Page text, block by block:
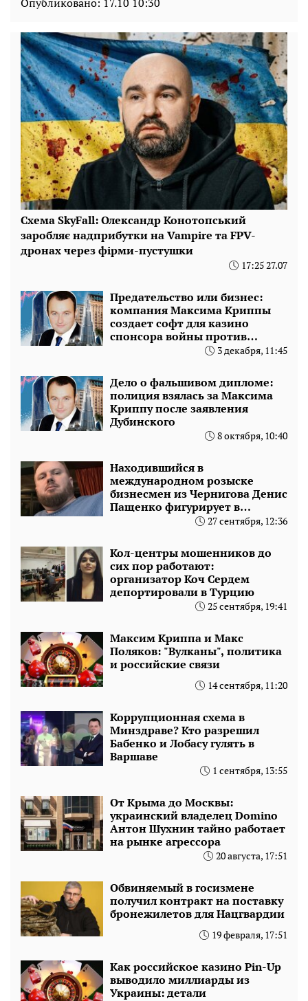
Схема SkyFall: Олександр Конотопський
заробляє надприбутки на Vampire та FPV-
дронах через фірми-пустушки
17:25 27.07
Предательство или бизнес:
компания Максима Криппы
создает софт для казино
спонсора войны против
3 декабря, 11:45
Дело о фальшивом дипломе:
полиция взялась за Максима
Криппу после заявления
Дубинского
8 октября, 10:40
Находившийся в
международном розыске
бизнесмен из Чернигова Денис
Пащенко фигурирует в
пленках о наркотрафике
27 сентября, 12:36
Кол-центры мошенников до
сих пор работают:
организатор Коч Сердем
депортировали в Турцию
25 сентября, 19:41
Максим Криппа и Макс
Поляков: "Вулканы", политика
и российские связи
14 сентября, 11:20
Коррупционная схема в
Минздраве? Кто разрешил
Бабенко и Лобасу гулять в
Варшаве
1 сентября, 13:55
От Крыма до Москвы:
украинский владелец Domino
Антон Шухнин тайно работает
на рынке агрессора
20 августа, 17:51
Обвиняемый в госизмене
получил контракт на поставку
бронежилетов для Нацгвардии
19 февраля, 17:51
Как российское казино Pin-Up
выводило миллиарды из
Украины: детали